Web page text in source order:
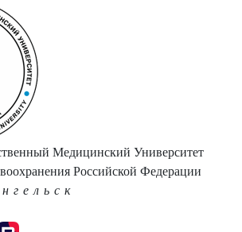
Медицинский Университет
Российской Федерации